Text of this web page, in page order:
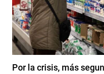
Por la crisis, más